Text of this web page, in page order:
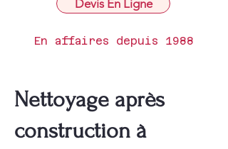
Devis En Ligne
En affaires depuis 1988
Nettoyage après
construction à